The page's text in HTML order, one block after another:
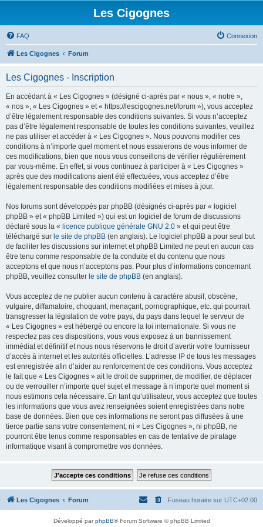
Les Cigognes
FAQ Connexion
Les Cigognes Forum
Les Cigognes - Inscription
En accédant à « Les Cigognes » (désigné ci-après par « nous », « notre »,
« nos », « Les Cigognes » et « https://lescigognes.net/forum »), vous acceptez
d’être légalement responsable des conditions suivantes. Si vous n’acceptez
pas d’être légalement responsable de toutes les conditions suivantes, veuillez
ne pas utiliser et accéder à « Les Cigognes ». Nous pouvons modifier ces
conditions à n’importe quel moment et nous essaierons de vous informer de
ces modifications, bien que nous vous conseillons de vérifier régulièrement
par vous-même. En effet, si vous continuez à participer à « Les Cigognes »
après que des modifications aient été effectuées, vous acceptez d’être
légalement responsable des conditions modifiées et mises à jour.
Nos forums sont développés par phpBB (désignés ci-après par « logiciel
phpBB » et « phpBB Limited ») qui est un logiciel de forum de discussions
déclaré sous la « licence publique générale GNU 2.0 » et qui peut être
téléchargé sur le site de phpBB (en anglais). Le logiciel phpBB a pour seul but
de faciliter les discussions sur internet et phpBB Limited ne peut en aucun cas
être tenu comme responsable de la conduite et du contenu que nous
acceptons et que nous n’acceptons pas. Pour plus d’informations concernant
phpBB, veuillez consulter le site de phpBB (en anglais).
Vous acceptez de ne publier aucun contenu à caractère abusif, obscène,
vulgaire, diffamatoire, choquant, menaçant, pornographique, etc. qui pourrait
transgresser la législation de votre pays, du pays dans lequel le serveur de
« Les Cigognes » est hébergé ou encore la loi internationale. Si vous ne
respectez pas ces dispositions, vous vous exposez à un bannissement
immédiat et définitif et nous nous réservons le droit d’avertir votre fournisseur
d’accès à internet et les autorités officielles. L’adresse IP de tous les messages
est enregistrée afin d’aider au renforcement de ces conditions. Vous acceptez
le fait que « Les Cigognes » ait le droit de supprimer, de modifier, de déplacer
ou de verrouiller n’importe quel sujet et message à n’importe quel moment si
nous estimons cela nécessaire. En tant qu’utilisateur, vous acceptez que toutes
les informations que vous avez renseignées soient enregistrées dans notre
base de données. Bien que ces informations ne seront pas diffusées à une
tierce partie sans votre consentement, ni « Les Cigognes », ni phpBB, ne
pourront être tenus comme responsables en cas de tentative de piratage
informatique visant à compromettre vos données.
Les Cigognes Forum Fuseau horaire sur UTC+02:00
Développé parphpBB® Forum Software © phpBB Limited